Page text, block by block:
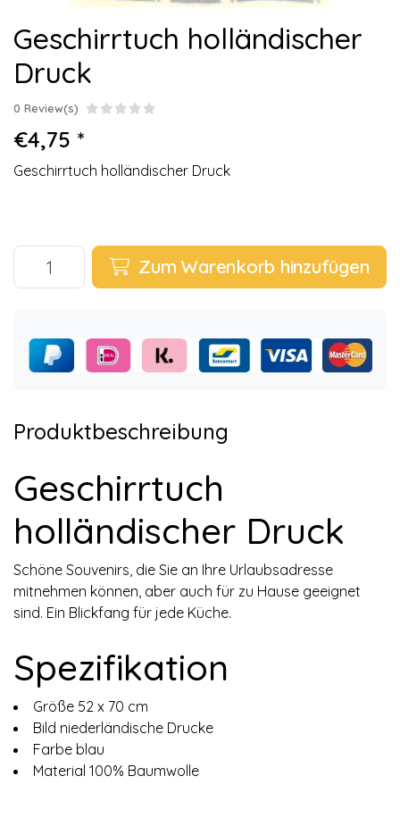
Geschirrtuch holländischer
Druck
0 Review(s)
€4,75 *
Geschirrtuch holländischer Druck
Zum Warenkorb hinzufügen
Produktbeschreibung
Geschirrtuch
holländischer Druck
Schöne Souvenirs, die Sie an Ihre Urlaubsadresse
mitnehmen können, aber auch für zu Hause geeignet
sind. Ein Blickfang für jede Küche.
Spezifikation
Größe 52 x 70 cm
Bild niederländische Drucke
Farbe blau
Material 100% Baumwolle